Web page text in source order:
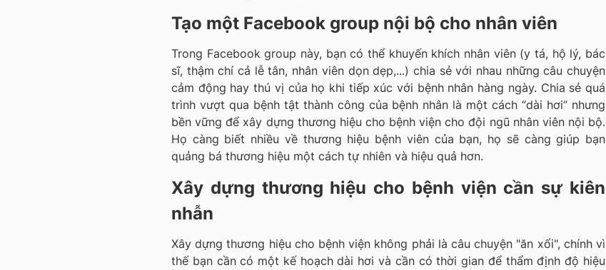
Tạo một Facebook group nội bộ cho nhân viên
Trong Facebook group này, bạn có thể khuyến khích nhân viên (y tá, hộ lý, bác
sĩ, thậm chí cả lễ tân, nhân viên dọn dẹp,...) chia sẻ với nhau những câu chuyện
cảm động hay thú vị của họ khi tiếp xúc với bệnh nhân hàng ngày. Chia sẻ quá
trình vượt qua bệnh tật thành công của bệnh nhân là một cách “dài hơi” nhưng
bền vững để xây dựng thương hiệu cho bệnh viện cho đội ngũ nhân viên nội bộ.
Họ càng biết nhiều về thương hiệu bệnh viên của bạn, họ sẽ càng giúp bạn
quảng bá thương hiệu một cách tự nhiên và hiệu quả hơn.
Xây dựng thương hiệu cho bệnh viện cần sự kiên
nhẫn
Xây dựng thương hiệu cho bệnh viện không phải là câu chuyện "ăn xổi", chính vì
thế bạn cần có một kế hoạch dài hơi và cần có thời gian để thẩm định độ hiệu